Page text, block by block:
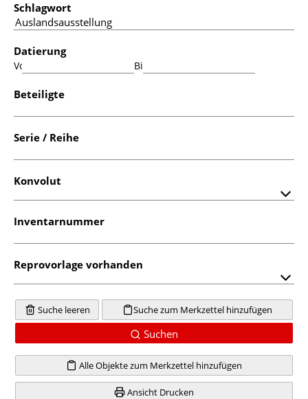
Schlagwort
Datierung
Von: Bis:
Beteiligte
Serie / Reihe
Konvolut
Inventarnummer
Reprovorlage vorhanden
Suche leeren Suche zum Merkzettel hinzufügen
Suchen
Alle Objekte zum Merkzettel hinzufügen
Ansicht Drucken